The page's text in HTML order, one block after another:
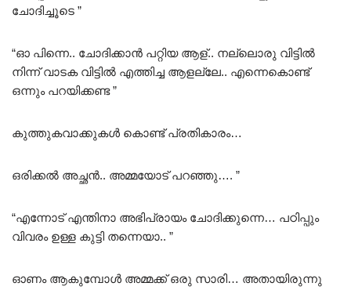
ചോദിച്ചൂടെ ”
“ഓ പിന്നെ.. ചോദിക്കാൻ പറ്റിയ ആള്.. നല്ലൊരു വിട്ടിൽ
നിന്ന് വാടക വിട്ടിൽ എത്തിച്ച ആളല്ലേ.. എന്നെകൊണ്ട്
ഒന്നും പറയിക്കണ്ട ”
കുത്തുകവാക്കുകൾ കൊണ്ട് പ്രതികാരം…
ഒരിക്കൽ അച്ഛൻ.. അമ്മയോട് പറഞ്ഞു…. ”
“എന്നോട് എന്തിനാ അഭിപ്രായം ചോദിക്കുന്നെ… പഠിപ്പും
വിവരം ഉള്ള കുട്ടി തന്നെയാ.. ”
ഓണം ആകുമ്പോൾ അമ്മക്ക് ഒരു സാരി… അതായിരുന്നു